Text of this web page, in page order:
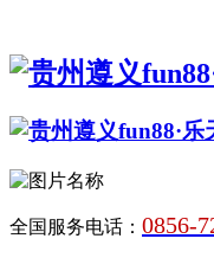
全国服务电话： 0856-